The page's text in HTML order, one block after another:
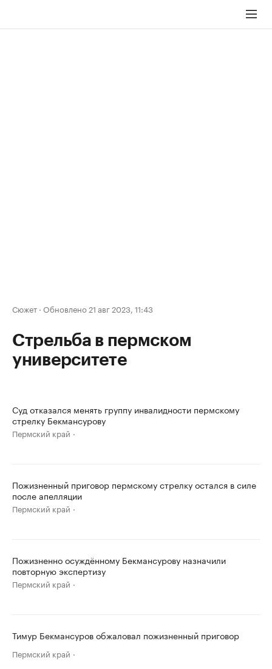
Сюжет · Обновлено 21 авг 2023, 11:43
Стрельба в пермском
университете
Суд отказался менять группу инвалидности пермскому
стрелку Бекмансурову
Пермский край
Пожизненный приговор пермскому стрелку остался в силе
после апелляции
Пермский край
Пожизненно осуждённому Бекмансурову назначили
повторную экспертизу
Пермский край
Тимур Бекмансуров обжаловал пожизненный приговор
Пермский край